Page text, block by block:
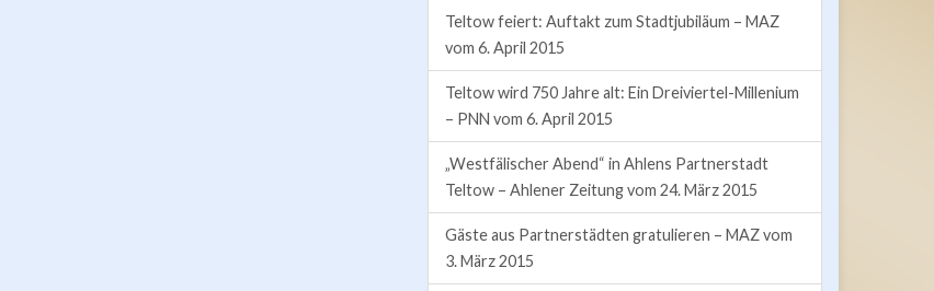
Teltow feiert: Auftakt zum Stadtjubiläum – MAZ
vom 6. April 2015
Teltow wird 750 Jahre alt: Ein Dreiviertel-Millenium
– PNN vom 6. April 2015
„Westfälischer Abend“ in Ahlens Partnerstadt
Teltow – Ahlener Zeitung vom 24. März 2015
Gäste aus Partnerstädten gratulieren – MAZ vom
3. März 2015